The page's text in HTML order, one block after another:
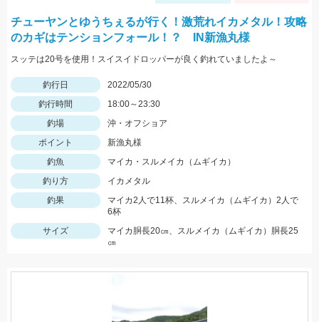
チューヤンとゆうちぇるが行く！激荒れイカメタル！攻略
のカギはテンションフォール！？ IN新漁丸様
スッテは20号を使用！スイスイドロッパーが良く釣れていましたよ～
釣行日
2022/05/30
釣行時間
18:00～23:30
釣場
沖・オフショア
ポイント
新漁丸様
釣魚
マイカ・スルメイカ（ムギイカ）
釣り方
イカメタル
釣果
マイカ2人で11杯、スルメイカ（ムギイカ）2人で
6杯
サイズ
マイカ胴長20㎝、スルメイカ（ムギイカ）胴長25
㎝